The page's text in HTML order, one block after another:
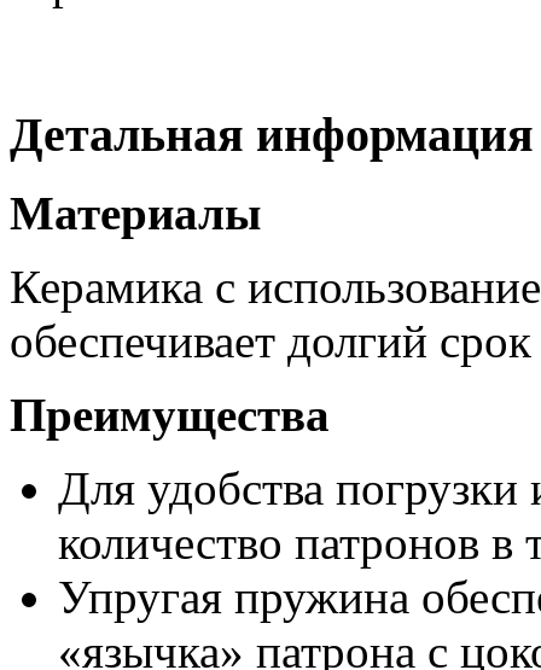
Детальная информация
Материалы
Керамика с
обеспечивает долгий
Преимущества
Для удобства
количество патронов в
Упругая пружина
«язычка» патрона с